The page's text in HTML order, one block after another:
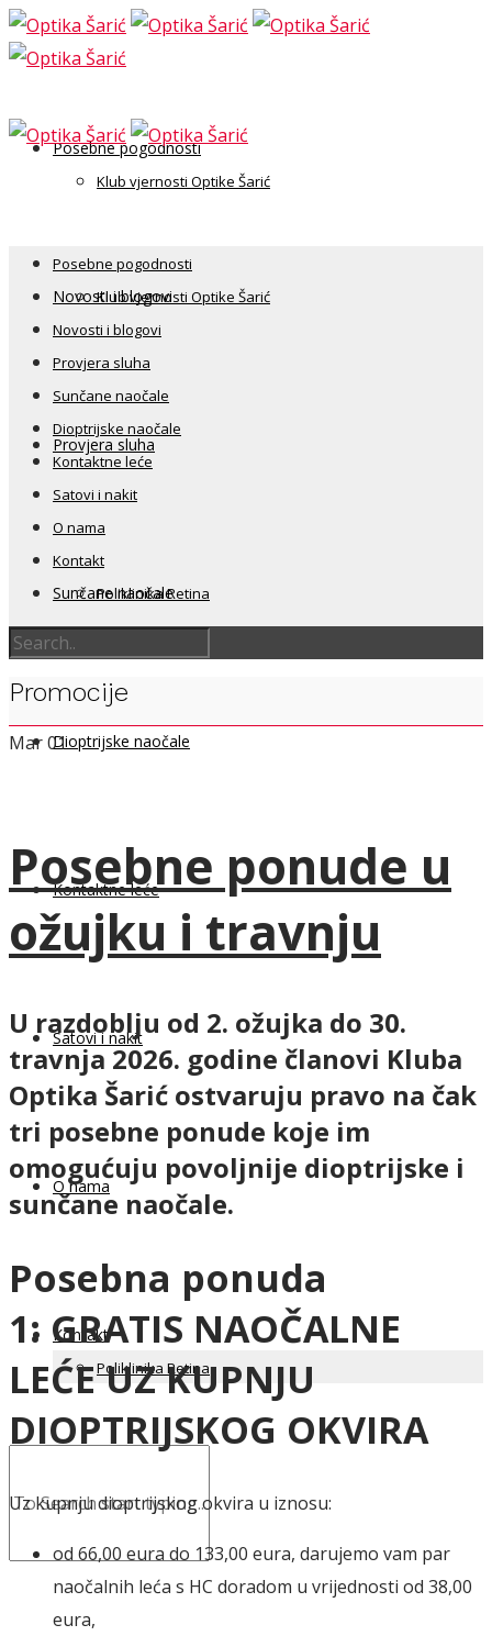
Posebne pogodnosti
Klub vjernosti Optike Šarić
Novosti i blogovi
Provjera sluha
Sunčane naočale
Dioptrijske naočale
Kontaktne leće
Satovi i nakit
O nama
Kontakt
Poliklinika Retina
Posebne pogodnosti
Klub vjernosti Optike Šarić
Novosti i blogovi
Provjera sluha
Sunčane naočale
Dioptrijske naočale
Kontaktne leće
Satovi i nakit
O nama
Kontakt
Poliklinika Retina
Promocije
Mar01
Posebne ponude u
ožujku i travnju
U razdoblju od 2. ožujka do 30.
travnja 2026. godine članovi Kluba
Optika Šarić ostvaruju pravo na čak
tri posebne ponude koje im
omogućuju povoljnije dioptrijske i
sunčane naočale.
Posebna ponuda
1: GRATIS NAOČALNE
LEĆEUZ KUPNJU
DIOPTRIJSKOG OKVIRA
Uz kupnju dioptrijskog okvira u iznosu:
od 66,00 eura do 133,00 eura, darujemo vam par
naočalnih leća s HC doradom u vrijednosti od 38,00
eura,